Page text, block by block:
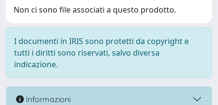
Non ci sono file associati a questo prodotto.
I documenti in IRIS sono protetti da copyright e
tutti i diritti sono riservati, salvo diversa
indicazione.
Informazioni